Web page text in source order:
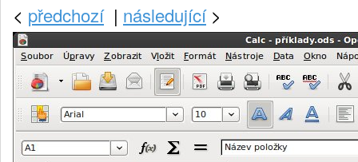
< předchozí| následující>